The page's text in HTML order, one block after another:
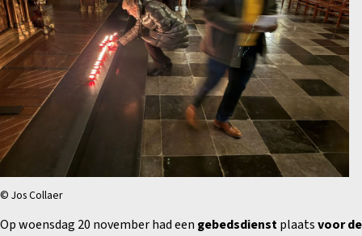
© Jos Collaer
Op woensdag 20 november had een gebedsdienstplaatsvoor de